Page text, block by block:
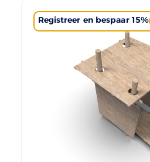
Registreer en bespaar 15%